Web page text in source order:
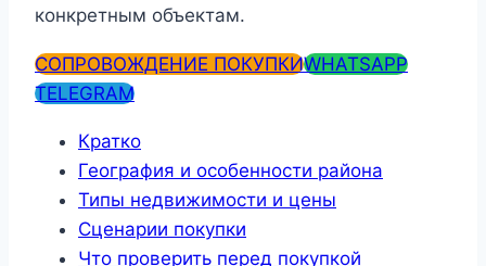
конкретным объектам.
СОПРОВОЖДЕНИЕ ПОКУПКИWHATSAPP
TELEGRAM
Кратко
География и особенности района
Типы недвижимости и цены
Сценарии покупки
Что проверить перед покупкой